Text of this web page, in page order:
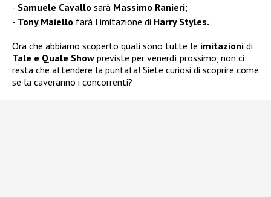
Samuele Cavallo sarà Massimo Ranieri;
Tony Maiello farà l’imitazione di Harry Styles.
Ora che abbiamo scoperto quali sono tutte le imitazioni di
Tale e Quale Show previste per venerdì prossimo, non ci
resta che attendere la puntata! Siete curiosi di scoprire come
se la caveranno i concorrenti?